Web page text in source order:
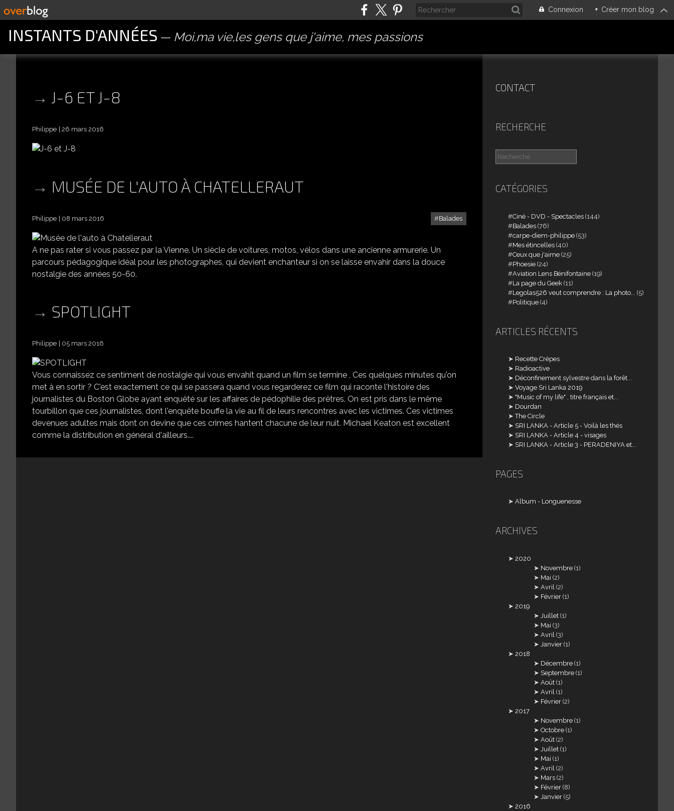
Connexion + Créer mon blog
INSTANTS D'ANNÉES Moi,ma vie,les gens que j'aime, mes passions
J-6 ET J-8
Philippe 26 mars 2016
MUSÉE DE L'AUTO À CHATELLERAUT
Balades
Philippe 08 mars 2016 MUSÉE DE L'AUTO À CHATELLERAUT
A ne pas rater si vous passez par la Vienne. Un siècle de voitures, motos, vélos dans une ancienne armurerie. Un
parcours pédagogique idéal pour les photographes, qui devient enchanteur si on se laisse envahir dans la douce
nostalgie des années 50-60.
SPOTLIGHT
Philippe 05 mars 2016
Vous connaissez ce sentiment de nostalgie qui vous envahit quand un film se termine , Ces quelques minutes qu'on
met à en sortir ? C'est exactement ce qui se passera quand vous regarderez ce film qui raconte l'histoire des
journalistes du Boston Globe ayant enquêté sur les affaires de pédophilie des prêtres. On est pris dans le même
tourbillon que ces journalistes, dont l'enquête bouffe la vie au fil de leurs rencontres avec les victimes. Ces victimes
devenues adultes mais dont on devine que ces crimes hantent chacune de leur nuit. Michael Keaton est excellent
comme la distribution en général d'ailleurs....
CONTACT
RECHERCHE
CATÉGORIES
Ciné - DVD - Spectacles (144)
Balades (76)
carpe-diem-philippe (53)
Mes étincelles (40)
Ceux que j'aime (25)
Phoesie (24)
Aviation Lens Bénifontaine (19)
La page du Geek (11)
Legolas526 veut comprendre : La photo...
(5)
Politique (4)
ARTICLES RÉCENTS
Recette Crèpes
Radioactive
Déconfinement sylvestre dans la forêt...
Voyage Sri Lanka 2019
"Music of my life" , titre français et...
Dourdan
The Circle
SRI LANKA - Article 5 - Voilà les thés
SRI LANKA - Article 4 - visages
SRI LANKA - Article 3 - PERADENIYA et...
PAGES
Album - Longuenesse
ARCHIVES
2020
Novembre (1)
Mai (2)
Avril (2)
Février (1)
2019
Juillet (1)
Mai (3)
Avril (3)
Janvier (1)
2018
Décembre (1)
Septembre (1)
Août (1)
Avril (1)
Février (2)
2017
Novembre (1)
Octobre (1)
Août (2)
Juillet (1)
Mai (1)
Avril (2)
Mars (2)
Février (8)
Janvier (5)
2016